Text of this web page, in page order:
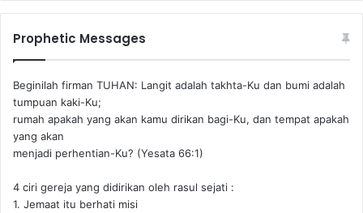
Prophetic Messages
Beginilah firman TUHAN: Langit adalah takhta-Ku dan bumi adalah
tumpuan kaki-Ku;
rumah apakah yang akan kamu dirikan bagi-Ku, dan tempat apakah
yang akan
menjadi perhentian-Ku? (Yesata 66:1) ‪
4 ciri gereja yang didirikan oleh rasul sejati :
1. Jemaat itu berhati misi